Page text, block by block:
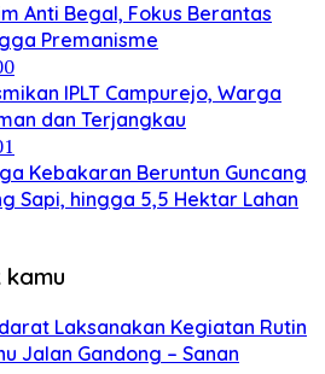
Anti Begal, Fokus Berantas
Premanisme
IPLT Campurejo, Warga
dan Terjangkau
Kebakaran Beruntun Guncang
Sapi, hingga 5,5 Hektar Lahan
kamu
Laksanakan Kegiatan Rutin
Jalan Gandong – Sanan